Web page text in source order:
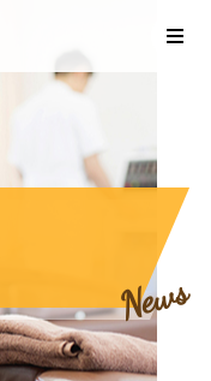
News